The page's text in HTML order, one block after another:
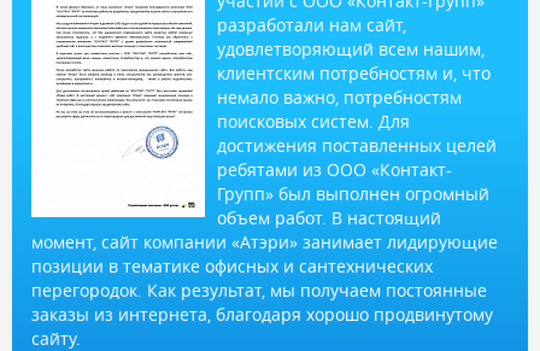
разработали нам сайт,
удовлетворяющий всем нашим,
клиентским потребностям и, что
немало важно, потребностям
поисковых систем. Для
достижения поставленных целей
ребятами из ООО «Контакт-
Групп» был выполнен огромный
объем работ. В настоящий
момент, сайт компании «Атэри» занимает лидирующие
позиции в тематике офисных и сантехнических
перегородок. Как результат, мы получаем постоянные
заказы из интернета, благодаря хорошо продвинутому
сайту.